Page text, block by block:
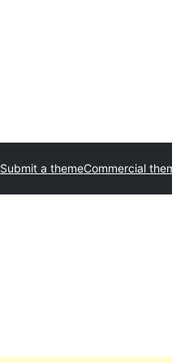
Submit a themeCommercial